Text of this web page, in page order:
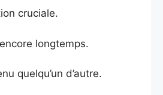
cruciale.
longtemps.
quelqu’un d’autre.